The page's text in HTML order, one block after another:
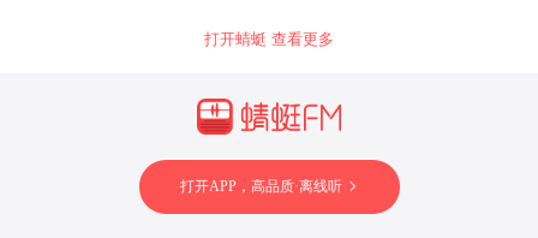
打开蜻蜓 查看更多
打开APP，高品质·离线听